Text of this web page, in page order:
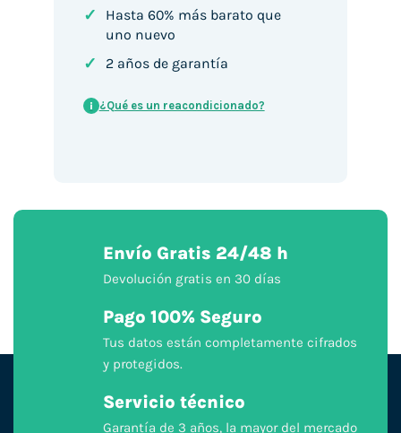
✓
Hasta 60% más barato que
uno nuevo
✓ 2 años de garantía
i ¿Qué es un reacondicionado?
Envío Gratis 24/48 h
Devolución gratis en 30 días
Pago 100% Seguro
Tus datos están completamente cifrados
y protegidos.
Servicio técnico
Garantía de 3 años, la mayor del mercado